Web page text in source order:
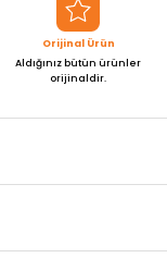
Orijinal Ürün
Aldığınız bütün ürünler
orijinaldir.